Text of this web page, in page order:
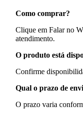
Como comprar?
Clique em Falar no
atendimento.
O produto está
Confirme
Qual o prazo de
O prazo varia